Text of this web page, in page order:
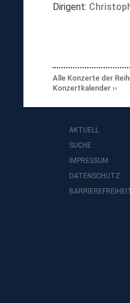
Dirigent:
Alle Konzerte der
Konzertkalender
AKTUELL
SUCHE
IMPRESSUM
DATENSCHUTZ